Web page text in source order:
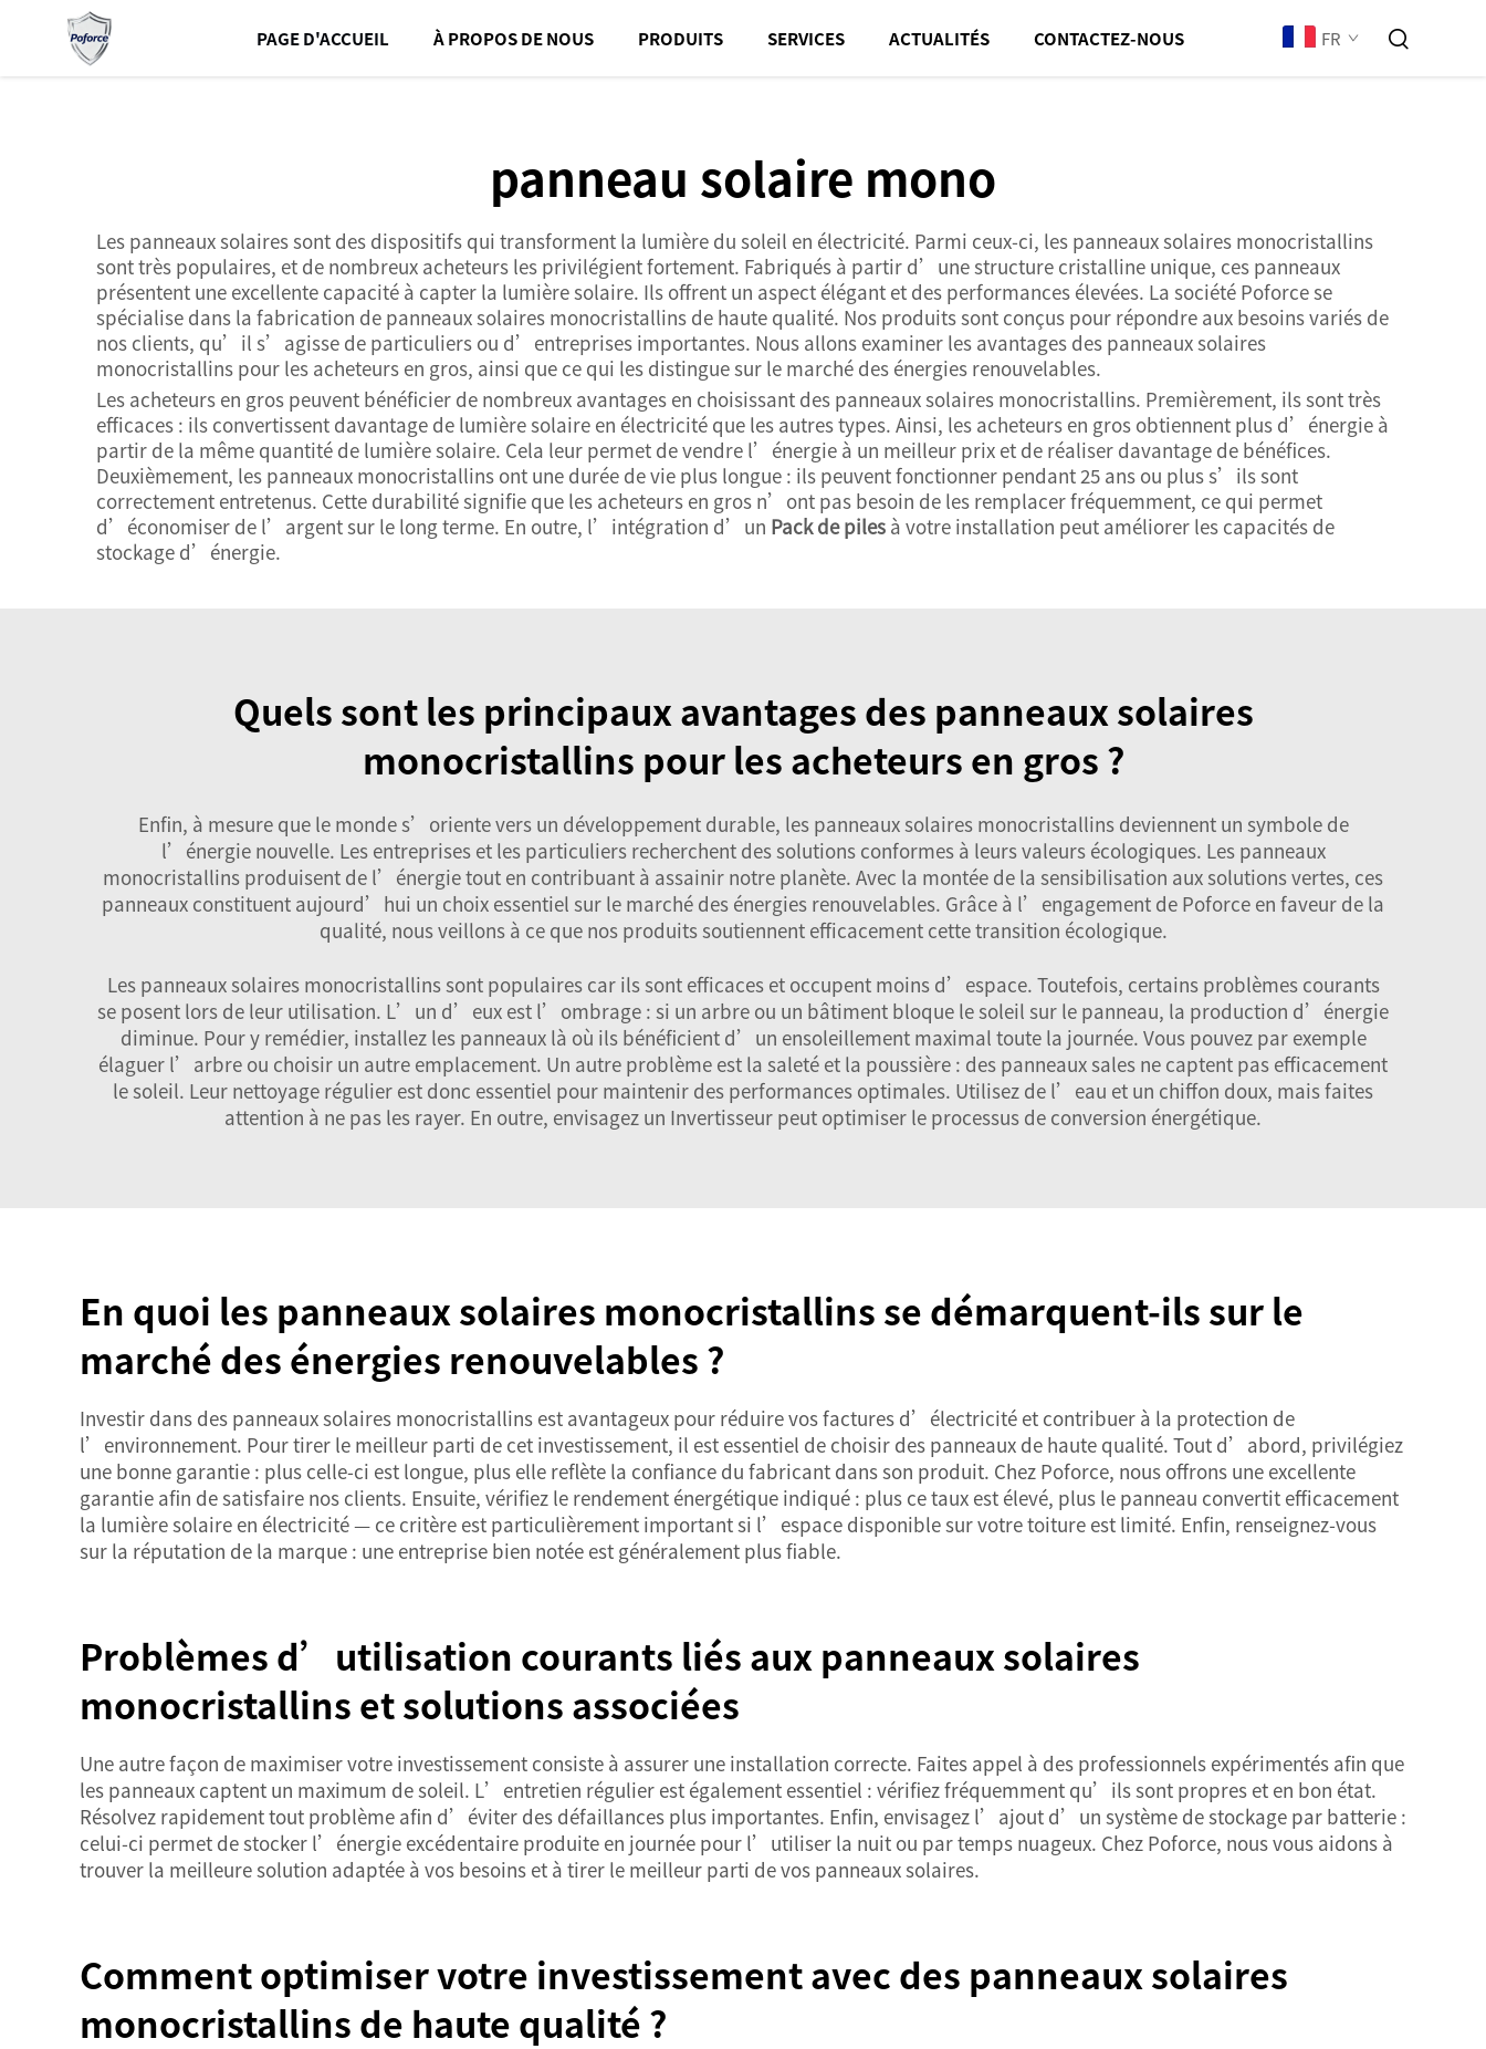
PAGE D'ACCUEIL À PROPOS DE NOUS PRODUITS SERVICES ACTUALITÉS CONTACTEZ-NOUS FR
panneau solaire mono
Les panneaux solaires sont des dispositifs qui transforment la lumière du soleil en électricité. Parmi ceux-ci, les panneaux solaires monocristallins
sont très populaires, et de nombreux acheteurs les privilégient fortement. Fabriqués à partir d’une structure cristalline unique, ces panneaux
présentent une excellente capacité à capter la lumière solaire. Ils offrent un aspect élégant et des performances élevées. La société Poforce se
spécialise dans la fabrication de panneaux solaires monocristallins de haute qualité. Nos produits sont conçus pour répondre aux besoins variés de
nos clients, qu’il s’agisse de particuliers ou d’entreprises importantes. Nous allons examiner les avantages des panneaux solaires
monocristallins pour les acheteurs en gros, ainsi que ce qui les distingue sur le marché des énergies renouvelables.
Les acheteurs en gros peuvent bénéficier de nombreux avantages en choisissant des panneaux solaires monocristallins. Premièrement, ils sont très
efficaces : ils convertissent davantage de lumière solaire en électricité que les autres types. Ainsi, les acheteurs en gros obtiennent plus d’énergie à
partir de la même quantité de lumière solaire. Cela leur permet de vendre l’énergie à un meilleur prix et de réaliser davantage de bénéfices.
Deuxièmement, les panneaux monocristallins ont une durée de vie plus longue : ils peuvent fonctionner pendant 25 ans ou plus s’ils sont
correctement entretenus. Cette durabilité signifie que les acheteurs en gros n’ont pas besoin de les remplacer fréquemment, ce qui permet
d’économiser de l’argent sur le long terme. En outre, l’intégration d’un Pack de piles à votre installation peut améliorer les capacités de
stockage d’énergie.
Quels sont les principaux avantages des panneaux solaires
monocristallins pour les acheteurs en gros ?
Enfin, à mesure que le monde s’oriente vers un développement durable, les panneaux solaires monocristallins deviennent un symbole de
l’énergie nouvelle. Les entreprises et les particuliers recherchent des solutions conformes à leurs valeurs écologiques. Les panneaux
monocristallins produisent de l’énergie tout en contribuant à assainir notre planète. Avec la montée de la sensibilisation aux solutions vertes, ces
panneaux constituent aujourd’hui un choix essentiel sur le marché des énergies renouvelables. Grâce à l’engagement de Poforce en faveur de la
qualité, nous veillons à ce que nos produits soutiennent efficacement cette transition écologique.
Les panneaux solaires monocristallins sont populaires car ils sont efficaces et occupent moins d’espace. Toutefois, certains problèmes courants
se posent lors de leur utilisation. L’un d’eux est l’ombrage : si un arbre ou un bâtiment bloque le soleil sur le panneau, la production d’énergie
diminue. Pour y remédier, installez les panneaux là où ils bénéficient d’un ensoleillement maximal toute la journée. Vous pouvez par exemple
élaguer l’arbre ou choisir un autre emplacement. Un autre problème est la saleté et la poussière : des panneaux sales ne captent pas efficacement
le soleil. Leur nettoyage régulier est donc essentiel pour maintenir des performances optimales. Utilisez de l’eau et un chiffon doux, mais faites
attention à ne pas les rayer. En outre, envisagez un Invertisseur peut optimiser le processus de conversion énergétique.
En quoi les panneaux solaires monocristallins se démarquent-ils sur le
marché des énergies renouvelables ?
Investir dans des panneaux solaires monocristallins est avantageux pour réduire vos factures d’électricité et contribuer à la protection de
l’environnement. Pour tirer le meilleur parti de cet investissement, il est essentiel de choisir des panneaux de haute qualité. Tout d’abord, privilégiez
une bonne garantie : plus celle-ci est longue, plus elle reflète la confiance du fabricant dans son produit. Chez Poforce, nous offrons une excellente
garantie afin de satisfaire nos clients. Ensuite, vérifiez le rendement énergétique indiqué : plus ce taux est élevé, plus le panneau convertit efficacement
la lumière solaire en électricité — ce critère est particulièrement important si l’espace disponible sur votre toiture est limité. Enfin, renseignez-vous
sur la réputation de la marque : une entreprise bien notée est généralement plus fiable.
Problèmes d’utilisation courants liés aux panneaux solaires
monocristallins et solutions associées
Une autre façon de maximiser votre investissement consiste à assurer une installation correcte. Faites appel à des professionnels expérimentés afin que
les panneaux captent un maximum de soleil. L’entretien régulier est également essentiel : vérifiez fréquemment qu’ils sont propres et en bon état.
Résolvez rapidement tout problème afin d’éviter des défaillances plus importantes. Enfin, envisagez l’ajout d’un système de stockage par batterie :
celui-ci permet de stocker l’énergie excédentaire produite en journée pour l’utiliser la nuit ou par temps nuageux. Chez Poforce, nous vous aidons à
trouver la meilleure solution adaptée à vos besoins et à tirer le meilleur parti de vos panneaux solaires.
Comment optimiser votre investissement avec des panneaux solaires
monocristallins de haute qualité ?